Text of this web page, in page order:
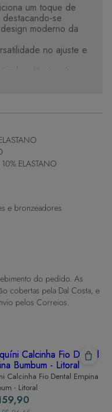
um toque de
se
moderno da
no ajuste e
clássico é
e versátil,
projetadas para
que você
com tecido de alta
excepcional e
aproveite seus dias
ELASTANO
e bronzeadores
desgastar o tecido,
do tecido, evite
de outras peças.
neutro, evitando máquina
úmido. Seque à
primeiro uso e siga as
do pedido. As
cobertas pela Dal Costa, e
pelos Correios.
Calcinha Fio Dental Empina
- Litoral